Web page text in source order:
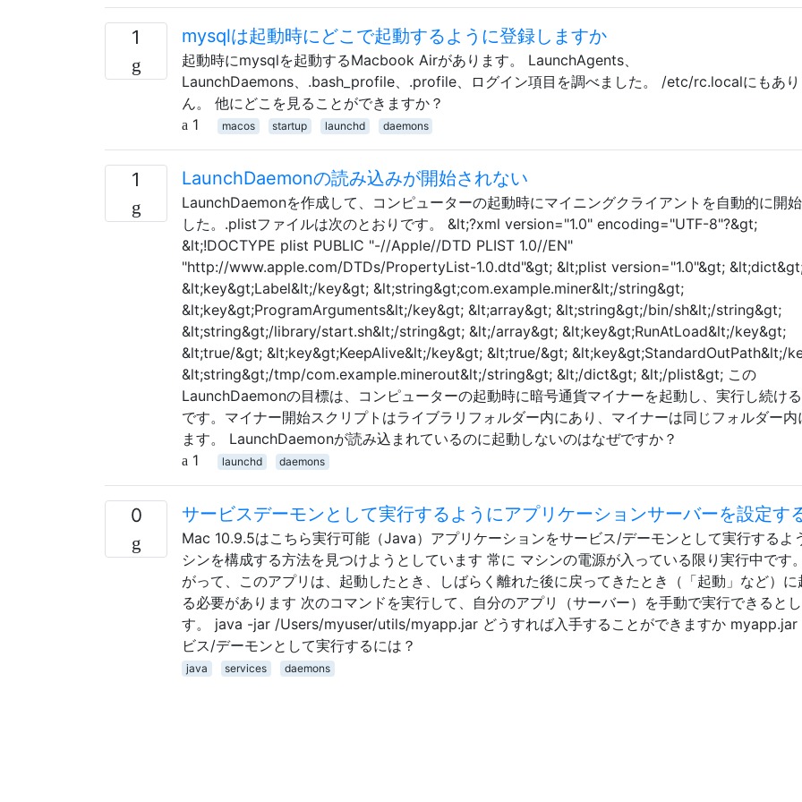
1 mysqlは起動時にどこで起動するように登録しますか
起動時にmysqlを起動するMacbook Airがあります。 LaunchAgents、
LaunchDaemons、.bash_profile、.profile、ログイン項目を調べました。 /etc/rc.localにもあ
ん。 他にどこを見ることができますか？
1
macos startup launchd daemons
1 LaunchDaemonの読み込みが開始されない
LaunchDaemonを作成して、コンピューターの起動時にマイニングクライアントを自動的に開始
した。.plistファイルは次のとおりです。 &lt;?xml version="1.0" encoding="UTF-8"?&gt;
&lt;!DOCTYPE plist PUBLIC "-//Apple//DTD PLIST 1.0//EN"
"http://www.apple.com/DTDs/PropertyList-1.0.dtd"&gt; &lt;plist version="1.0"&gt;
&lt;key&gt;Label&lt;/key&gt; &lt;string&gt;com.example.miner&lt;/string&gt;
&lt;key&gt;ProgramArguments&lt;/key&gt; &lt;array&gt; &lt;string&gt;/bin/sh&lt;/string&gt;
&lt;string&gt;/library/start.sh&lt;/string&gt; &lt;/array&gt; &lt;key&gt;RunAtLoad&lt;/key&gt;
&lt;true/&gt; &lt;key&gt;KeepAlive&lt;/key&gt; &lt;true/&gt; &lt;key&gt;StandardOutPath&lt;/
&lt;string&gt;/tmp/com.example.minerout&lt;/string&gt; &lt;/dict&gt; &lt;/plist&gt; この
LaunchDaemonの目標は、コンピューターの起動時に暗号通貨マイナーを起動し、実行し続け
です。マイナー開始スクリプトはライブラリフォルダー内にあり、マイナーは同じフォルダー内
ます。 LaunchDaemonが読み込まれているのに起動しないのはなぜですか？
1
launchd daemons
0 サービスデーモンとして実行するようにアプリケーションサーバーを設定す
Mac 10.9.5はこちら実行可能（Java）アプリケーションをサービス/デーモンとして実行するよ
シンを構成する方法を見つけようとしています 常に マシンの電源が入っている限り実行中です
がって、このアプリは、起動したとき、しばらく離れた後に戻ってきたとき（「起動」など）に
る必要があります 次のコマンドを実行して、自分のアプリ（サーバー）を手動で実行できるとし
す。 java -jar /Users/myuser/utils/myapp.jar どうすれば入手することができますか myapp.jar
ビス/デーモンとして実行するには？
java services daemons